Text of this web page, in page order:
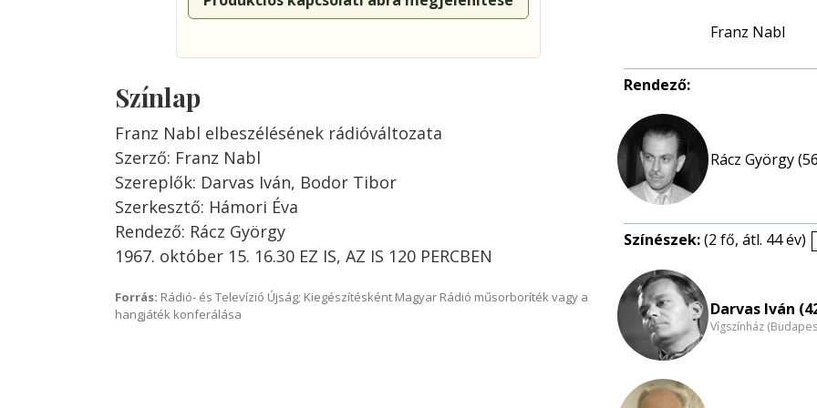
Színlap
Franz Nabl elbeszélésének rádióváltozata
Szerző: Franz Nabl
Szereplők: Darvas Iván, Bodor Tibor
Szerkesztő: Hámori Éva
Rendező: Rácz György
1967. október 15. 16.30 EZ IS, AZ IS 120 PERCBEN
Forrás: Rádió- és Televízió Újság; Kiegészítésként Magyar Rádió műsorboríték vagy a
hangjáték konferálása
Franz Nabl
Rendező:
Rácz György
Színészek:(2 fő, átl. 44 év)
Darvas Iván
Vígszínház